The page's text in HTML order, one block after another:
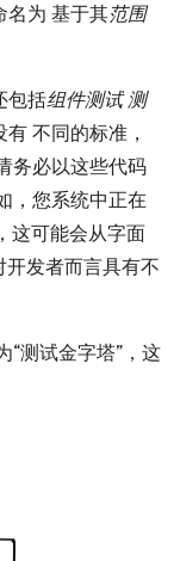
名为 基于其范围
包括组件测试 测
不同的标准，
务必以这些代码
，您系统中正在
这可能会从字面
开发者而言具有不
“测试金字塔”，这